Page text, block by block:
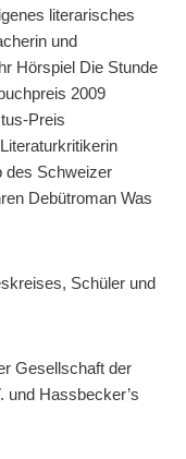
literarisches
und
Hörspiel Die Stunde
2009
Preis
des Schweizer
Debütroman Was
Schüler und
Gesellschaft der
und Hassbecker’s